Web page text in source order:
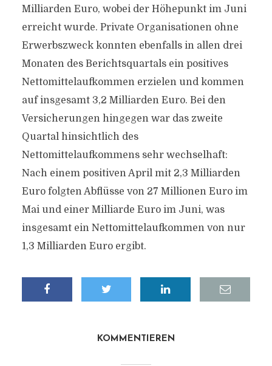
Milliarden Euro, wobei der Höhepunkt im Juni
erreicht wurde. Private Organisationen ohne
Erwerbszweck konnten ebenfalls in allen drei
Monaten des Berichtsquartals ein positives
Nettomittelaufkommen erzielen und kommen
auf insgesamt 3,2 Milliarden Euro. Bei den
Versicherungen hingegen war das zweite
Quartal hinsichtlich des
Nettomittelaufkommens sehr wechselhaft:
Nach einem positiven April mit 2,3 Milliarden
Euro folgten Abflüsse von 27 Millionen Euro im
Mai und einer Milliarde Euro im Juni, was
insgesamt ein Nettomittelaufkommen von nur
1,3 Milliarden Euro ergibt.
KOMMENTIEREN